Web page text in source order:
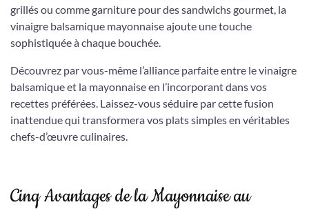
grillés ou comme garniture pour des sandwichs gourmet, la
vinaigre balsamique mayonnaise ajoute une touche
sophistiquée à chaque bouchée.
Découvrez par vous-même l’alliance parfaite entre le vinaigre
balsamique et la mayonnaise en l’incorporant dans vos
recettes préférées. Laissez-vous séduire par cette fusion
inattendue qui transformera vos plats simples en véritables
chefs-d’œuvre culinaires.
Cinq Avantages de la Mayonnaise au